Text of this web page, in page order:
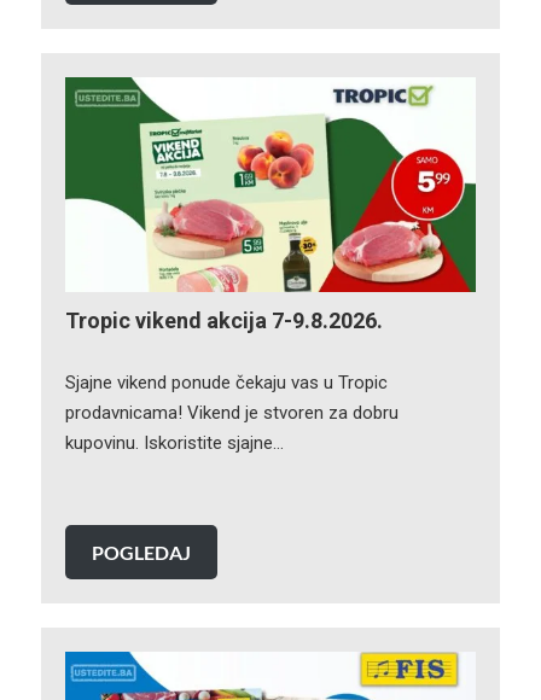
Tropic vikend akcija 7-9.8.2026.
Sjajne vikend ponude čekaju vas u Tropic
prodavnicama! Vikend je stvoren za dobru
kupovinu. Iskoristite sjajne…
POGLEDAJ